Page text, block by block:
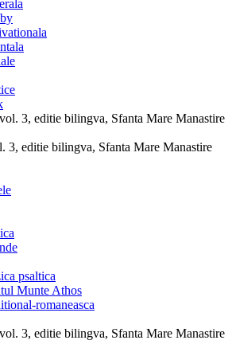
3, editie bilingva, Sfanta Mare Manastire
psaltica
Munte Athos
romaneasca